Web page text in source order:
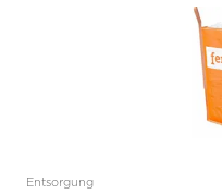
Entsorgung